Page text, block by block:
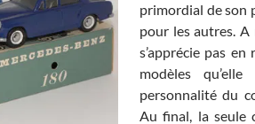
primordial de son
pour les autres.
s’apprécie pas
modèles
personnalité du
Au final, la seule